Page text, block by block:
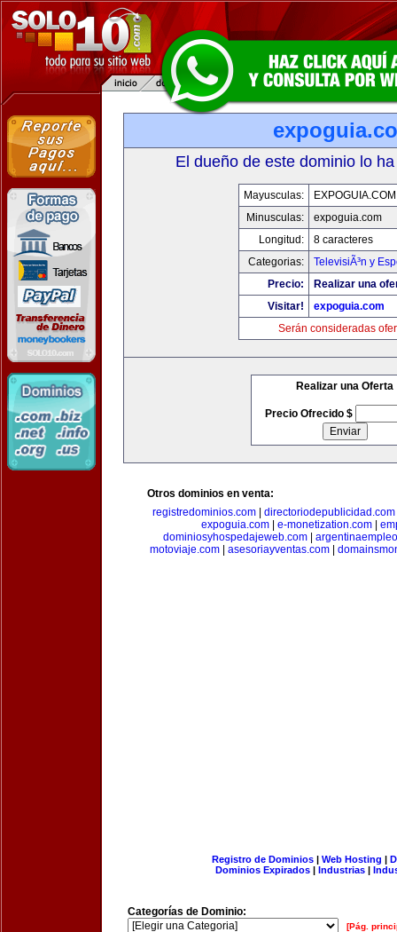
El dueño de este dominio lo
Mayusculas:
EXPOGUIA.COM
Minusculas:
expoguia.com
Longitud:
8 caracteres
Categorias:
TelevisiÃ³n y
Precio:
Realizar una
Visitar!
expoguia.com
Serán consideradas
Realizar una Oferta
Precio Ofrecido $
Otros dominios en venta:
registredominios.com| directoriodepublicidad.com
expoguia.com| e-monetization.com|
dominiosyhospedajeweb.com
motoviaje.com
asesoriayventas.com
Registro de Dominios| Web Hosting |
Dominios Expirados | Industrias |
Categorías de Dominio:
[Pág.